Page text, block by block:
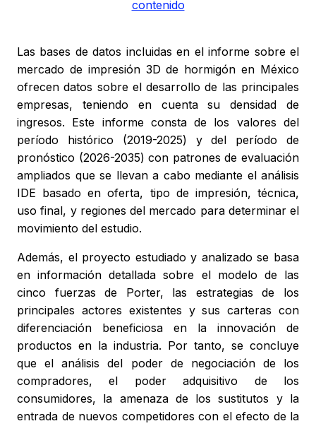
contenido
Las bases de datos incluidas en el informe sobre el
mercado de impresión 3D de hormigón en México
ofrecen datos sobre el desarrollo de las principales
empresas, teniendo en cuenta su densidad de
ingresos. Este informe consta de los valores del
período histórico (2019-2025) y del período de
pronóstico (2026-2035) con patrones de evaluación
ampliados que se llevan a cabo mediante el análisis
IDE basado en oferta, tipo de impresión, técnica,
uso final, y regiones del mercado para determinar el
movimiento del estudio.
Además, el proyecto estudiado y analizado se basa
en información detallada sobre el modelo de las
cinco fuerzas de Porter, las estrategias de los
principales actores existentes y sus carteras con
diferenciación beneficiosa en la innovación de
productos en la industria. Por tanto, se concluye
que el análisis del poder de negociación de los
compradores, el poder adquisitivo de los
consumidores, la amenaza de los sustitutos y la
entrada de nuevos competidores con el efecto de la